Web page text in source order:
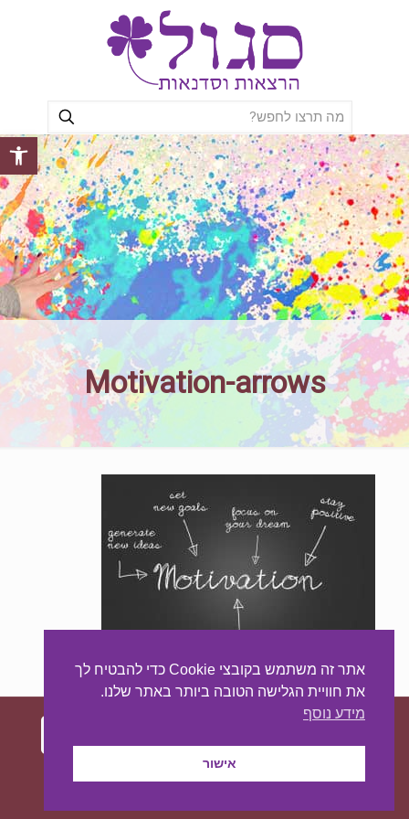
פתח
Motivation-arrows
עיצוב ובניית האתר:מאסטר סייט - יצירת נוכחות
באינטרנט
אתר זה משתמש בקובצי Cookie כדי להבטיח לך
את חוויית הגלישה הטובה ביותר באתר שלנו.
מידע נוסף
אישור